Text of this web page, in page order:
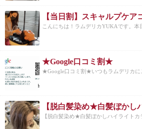
【当日割】スキャルプケア
こんにちは！ラムデリカYUKAです。本
★Google口コミ割★
★Google口コミ割★いつもラムデリカに
【脱白髪染め★白髪ぼかし
【脱白髪染め★白髪ぼかしハイライト